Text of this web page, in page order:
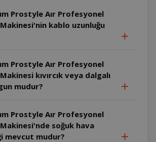
Prostyle Aır Profesyonel
kablo uzunluğu
Prostyle Aır Profesyonel
kıvırcık veya dalgalı
mudur?
Prostyle Aır Profesyonel
soğuk hava
mevcut mudur?